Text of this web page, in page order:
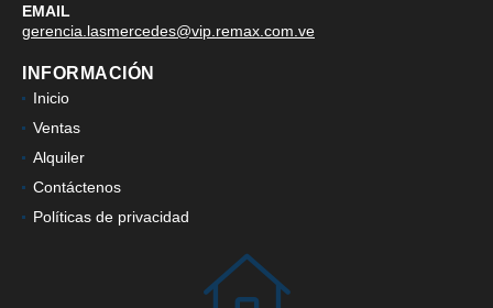
EMAIL
gerencia.lasmercedes@vip.remax.com.ve
INFORMACIÓN
Inicio
Ventas
Alquiler
Contáctenos
Políticas de privacidad